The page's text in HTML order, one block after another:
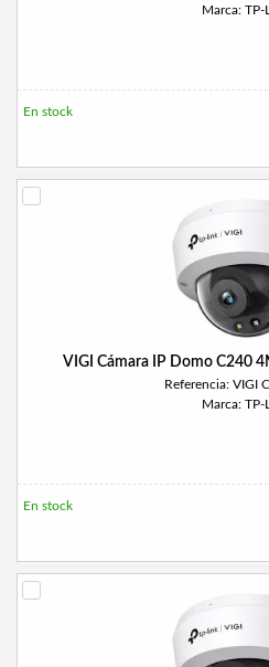
Marca: TP-
En stock
VIGI Cámara IP Domo C240
Referencia: VIGI
Marca: TP-
En stock